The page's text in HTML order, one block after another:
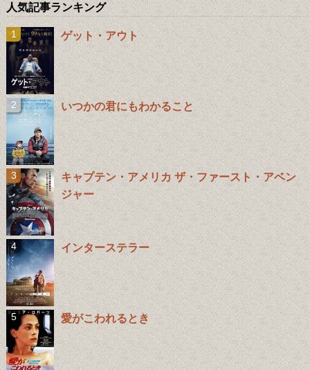
人気記事ランキング
ゲット・アウト
いつかの君にもわかること
キャプテン・アメリカ ザ・ファースト・アベン
ジャー
インターステラー
愛がこわれるとき